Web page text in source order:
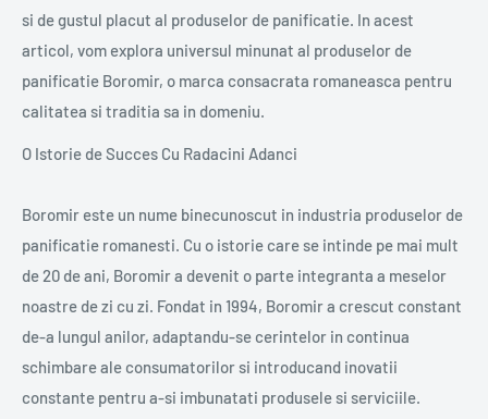
si de gustul placut al produselor de panificatie. In acest
articol, vom explora universul minunat al produselor de
panificatie Boromir, o marca consacrata romaneasca pentru
calitatea si traditia sa in domeniu.
O Istorie de Succes Cu Radacini Adanci
Boromir este un nume binecunoscut in industria produselor de
panificatie romanesti. Cu o istorie care se intinde pe mai mult
de 20 de ani, Boromir a devenit o parte integranta a meselor
noastre de zi cu zi. Fondat in 1994, Boromir a crescut constant
de-a lungul anilor, adaptandu-se cerintelor in continua
schimbare ale consumatorilor si introducand inovatii
constante pentru a-si imbunatati produsele si serviciile.